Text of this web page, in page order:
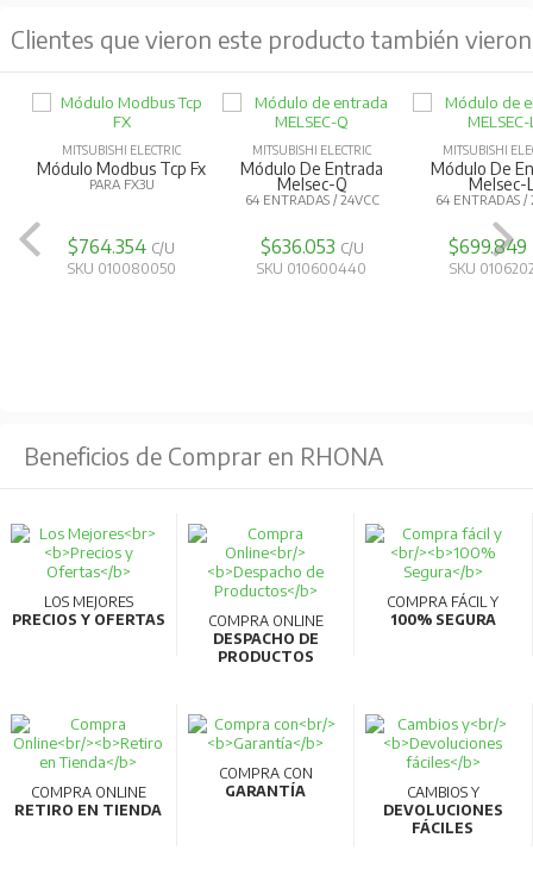
Clientes que vieron este producto también vieron
MITSUBISHI ELECTRIC
Módulo Modbus Tcp Fx
PARA FX3U
$764.354 C/U
SKU 010080050
MITSUBISHI ELECTRIC
Módulo De Entrada
Melsec-Q
64 ENTRADAS / 24VCC
$636.053 C/U
SKU 010600440
MITSUBISHI
Módulo De
Melsec-
64 ENTRADAS /
$699.849
SKU
Beneficios de Comprar en RHONA
LOS MEJORES
PRECIOS Y OFERTAS
COMPRA ONLINE
DESPACHO DE
PRODUCTOS
COMPRA FÁCIL Y
100% SEGURA
COMPRA ONLINE
RETIRO EN TIENDA
COMPRA CON
GARANTÍA
CAMBIOS Y
DEVOLUCIONES
FÁCILES